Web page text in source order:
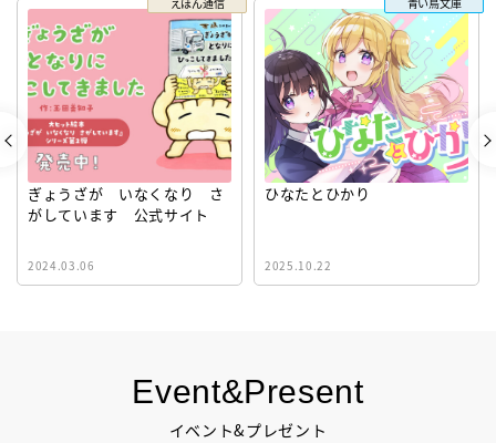
Event&Present
イベント&プレゼント
ぎょうざが いなくなり さ
がしています 公式サイト
2024.03.06
ひなたとひかり
2025.10.22